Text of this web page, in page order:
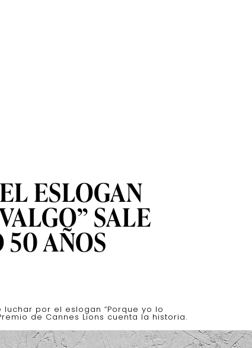
ESLOGAN
SALE
AÑOS
luchar por el eslogan “Porque yo lo
de Cannes Lions cuenta la historia.